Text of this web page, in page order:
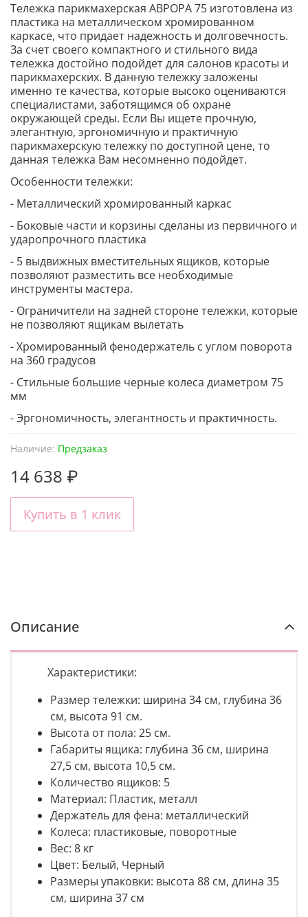
Наличие: Предзаказ
14 638 ₽
Купить в 1 клик
Тележка парикмахерская АВРОРА 75 изготовлена из
пластика на металлическом хромированном
каркасе, что придает надежность и долговечность.
За счет своего компактного и стильного вида
тележка достойно подойдет для салонов красоты и
парикмахерских. В данную тележку заложены
именно те качества, которые высоко оцениваются
специалистами, заботящимся об охране
окружающей среды. Если Вы ищете прочную,
элегантную, эргономичную и практичную
парикмахерскую тележку по доступной цене, то
данная тележка Вам несомненно подойдет.
Особенности тележки:
- Металлический хромированный каркас
- Боковые части и корзины сделаны из первичного и
ударопрочного пластика
- 5 выдвижных вместительных ящиков, которые
позволяют разместить все необходимые
инструменты мастера.
- Ограничители на задней стороне тележки, которые
не позволяют ящикам вылетать
- Хромированный фенодержатель с углом поворота
на 360 градусов
- Стильные большие черные колеса диаметром 75
мм
- Эргономичность, элегантность и практичность.
Описание
Характеристики:
Размер тележки: ширина 34 см, глубина 36
см, высота 91 см.
Высота от пола: 25 см.
Габариты ящика: глубина 36 см, ширина
27,5 см, высота 10,5 см.
Количество ящиков: 5
Материал: Пластик, металл
Держатель для фена: металлический
Колеса: пластиковые, поворотные
Вес: 8 кг
Цвет: Белый, Черный
Размеры упаковки: высота 88 см, длина 35
см, ширина 37 см